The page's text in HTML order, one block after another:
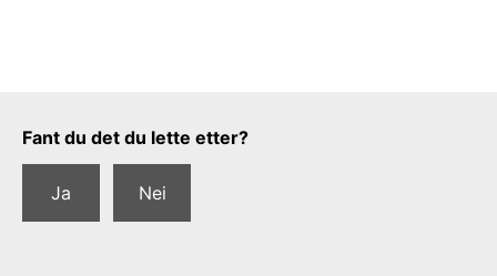
Tilbakemeldingsskjema
Fant du det du lette etter?
Ja Nei